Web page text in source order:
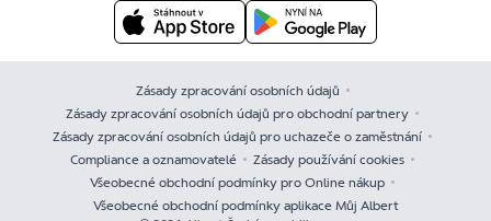
Zásady zpracování osobních údajů
Zásady zpracování osobních údajů pro obchodní partnery
Zásady zpracování osobních údajů pro uchazeče o zaměstnání
Compliance a oznamovatelé
Zásady používání cookies
Všeobecné obchodní podmínky pro Online nákup
Všeobecné obchodní podmínky aplikace Můj Albert